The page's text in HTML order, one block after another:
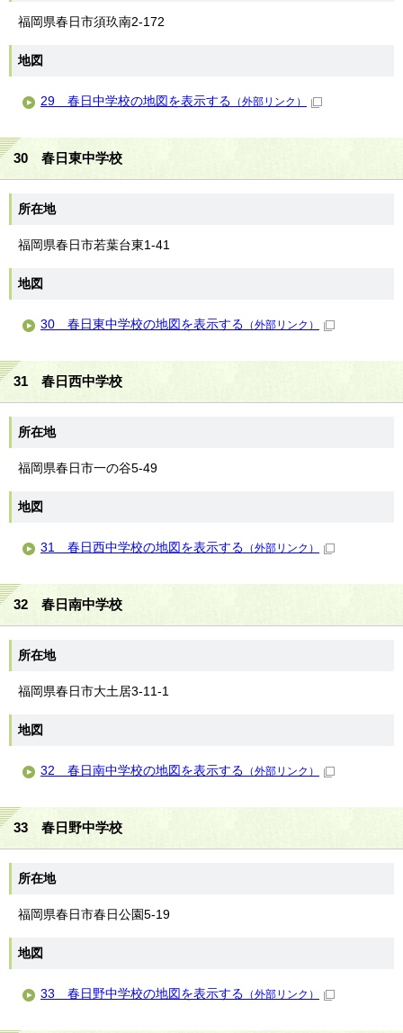
福岡県春日市須玖南2-172
地図
29 春日中学校の地図を表示する （外部リンク）
30 春日東中学校
所在地
福岡県春日市若葉台東1-41
地図
30 春日東中学校の地図を表示する （外部リンク）
31 春日西中学校
所在地
福岡県春日市一の谷5-49
地図
31 春日西中学校の地図を表示する （外部リンク）
32 春日南中学校
所在地
福岡県春日市大土居3-11-1
地図
32 春日南中学校の地図を表示する （外部リンク）
33 春日野中学校
所在地
福岡県春日市春日公園5-19
地図
33 春日野中学校の地図を表示する （外部リンク）